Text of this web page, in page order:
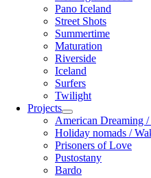
menu
Pano Iceland
Street Shots
Summertime
Maturation
Riverside
Iceland
Surfers
Twilight
Projects
open
menu
American Dreaming
Holiday nomads /
Prisoners of Love
Pustostany
Bardo